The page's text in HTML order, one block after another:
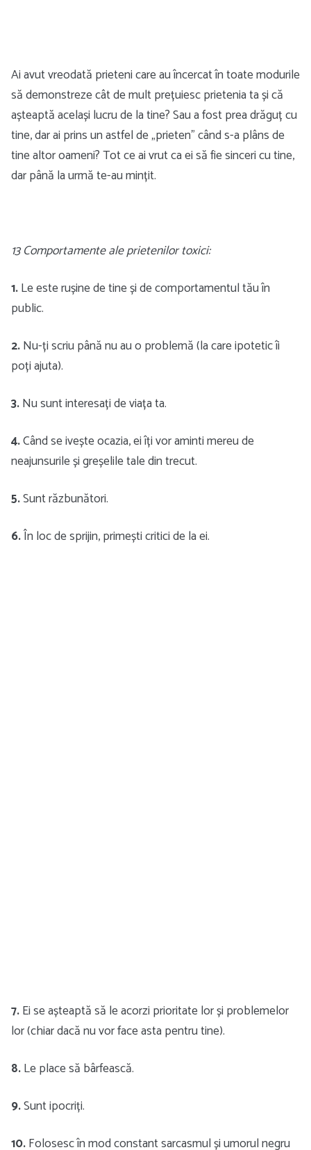
Ai avut vreodată prieteni care au încercat în toate modurile
să demonstreze cât de mult prețuiesc prietenia ta și că
așteaptă același lucru de la tine? Sau a fost prea drăguț cu
tine, dar ai prins un astfel de „prieten” când s-a plâns de
tine altor oameni? Tot ce ai vrut ca ei să fie sinceri cu tine,
dar până la urmă te-au mințit.
13 Comportamente ale prietenilor toxici:
1.Le este rușine de tine și de comportamentul tău în
public.
2.Nu-ți scriu până nu au o problemă (la care ipotetic îi
poți ajuta).
3.Nu sunt interesați de viața ta.
4.Când se ivește ocazia, ei îți vor aminti mereu de
neajunsurile și greșelile tale din trecut.
5.Sunt răzbunători.
6.În loc de sprijin, primești critici de la ei.
7.Ei se așteaptă să le acorzi prioritate lor și problemelor
lor (chiar dacă nu vor face asta pentru tine).
8.Le place să bârfească.
9.Sunt ipocriți.
10.Folosesc în mod constant sarcasmul și umorul negru